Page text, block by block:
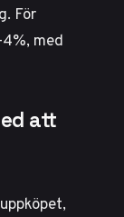
För
med
att